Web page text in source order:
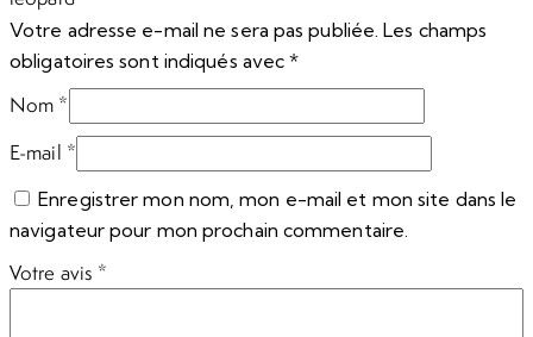
Votre adresse e-mail ne sera pas publiée. Les champs
obligatoires sont indiqués avec*
Nom *
E-mail *
Enregistrer mon nom, mon e-mail et mon site dans le
navigateur pour mon prochain commentaire.
Votre avis *